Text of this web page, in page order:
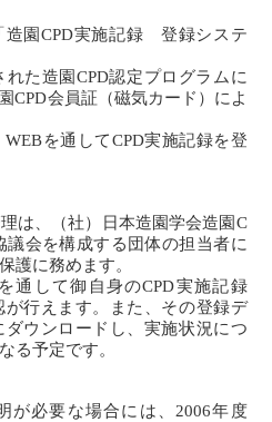
造園CPD実施記録 登録システ
れた造園CPD認定プログラムに
CPD会員証（磁気カード）によ
を通してCPD実施記録を登
は、（社）日本造園学会造園C
議会を構成する団体の担当者に
護に務めます。
通して御自身のCPD実施記録
が行えます。また、その登録デ
ウンロードし、実施状況につ
る予定です。
が必要な場合には、2006年度